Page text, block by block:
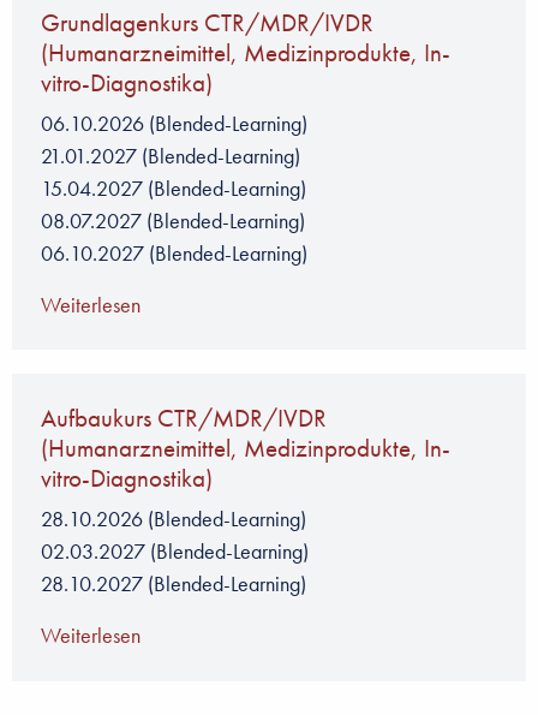
Grundlagenkurs CTR/MDR/IVDR
(Humanarzneimittel, Medizinprodukte, In-
vitro-Diagnostika)
06.10.2026 (Blended-Learning)
21.01.2027 (Blended-Learning)
15.04.2027 (Blended-Learning)
08.07.2027 (Blended-Learning)
06.10.2027 (Blended-Learning)
Weiterlesen
Aufbaukurs CTR/MDR/IVDR
(Humanarzneimittel, Medizinprodukte, In-
vitro-Diagnostika)
28.10.2026 (Blended-Learning)
02.03.2027 (Blended-Learning)
28.10.2027 (Blended-Learning)
Weiterlesen